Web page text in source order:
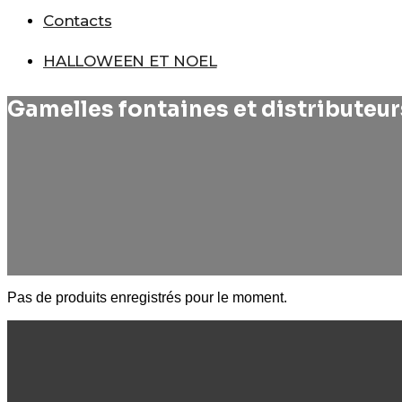
Contacts
HALLOWEEN ET NOEL
Gamelles fontaines et
Pas de produits enregistrés pour le moment.